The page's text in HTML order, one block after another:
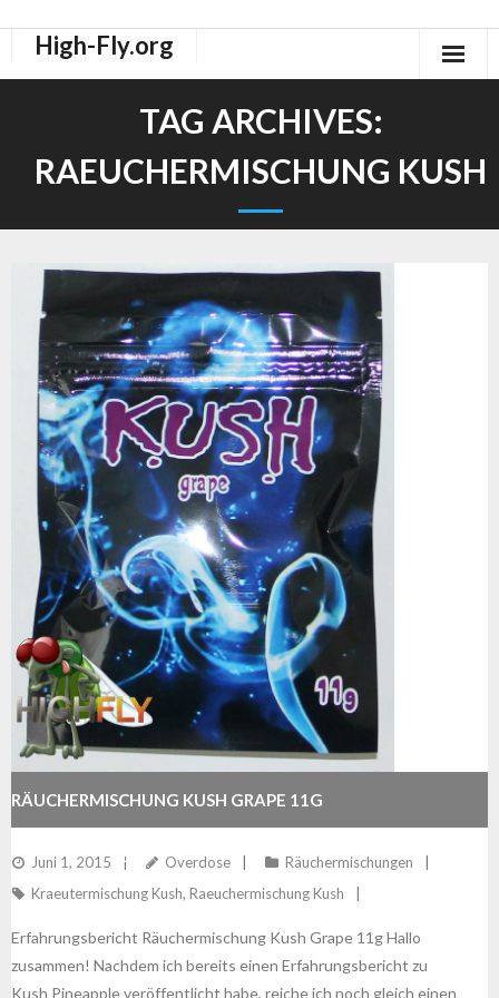
High-Fly.org
High-Fly Legal Highs Szeneblog
TAG ARCHIVES:
RAEUCHERMISCHUNG KUSH
RÄUCHERMISCHUNG KUSH GRAPE 11G
ERFAHRUNGSBERICHT
Juni 1, 2015 Overdose
Räuchermischungen
Kraeutermischung Kush, Raeuchermischung Kush
Erfahrungsbericht Räuchermischung Kush Grape 11g Hallo
zusammen! Nachdem ich bereits einen Erfahrungsbericht zu
Kush Pineapple veröffentlicht habe, reiche ich noch gleich einen